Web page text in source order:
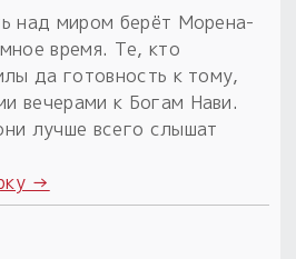
над миром берёт Морена-
время. Те, кто
да готовность к тому,
вечерами к Богам Нави.
лучше всего слышат
→